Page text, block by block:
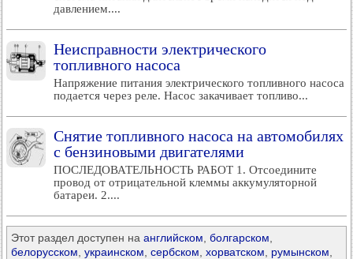
давлением....
Неисправности электрического
топливного насоса
Напряжение питания электрического топливного насоса
подается через реле. Насос закачивает топливо...
Снятие топливного насоса на автомобилях
с бензиновыми двигателями
ПОСЛЕДОВАТЕЛЬНОСТЬ РАБОТ 1. Отсоедините
провод от отрицательной клеммы аккумуляторной
батареи. 2....
Этот раздел доступен на английском болгарском
белорусском украинском сербском хорватском румынском